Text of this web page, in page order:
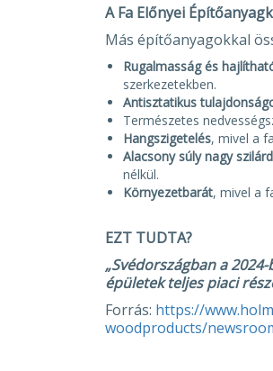
A Fa Előnyei
Más építőanyagokkal
Rugalmasság és
szerkezetekben.
Antisztatikus
Természetes
Hangszigetelés, mivel a
Alacsony súly nagy
nélkül.
Környezetbarát, mivel a
EZT TUDTA?
„Svédországban a
épületek teljes piaci
Forrás: https://
woodproducts/